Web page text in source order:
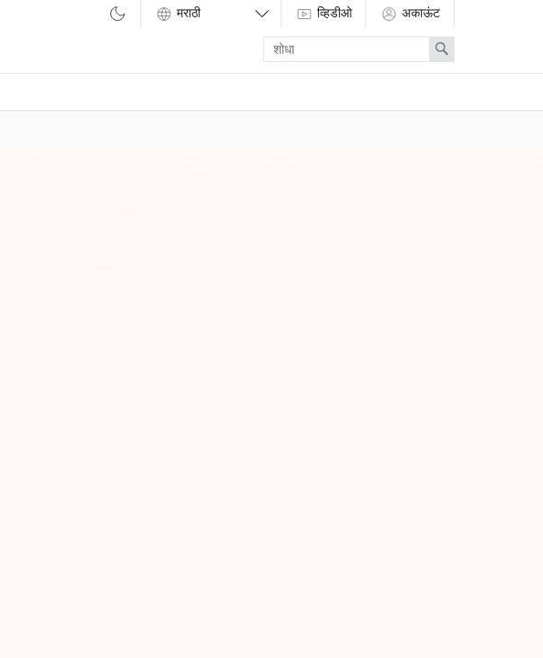
व्हिडीओ अकाऊंट
Enter
search
term
Search